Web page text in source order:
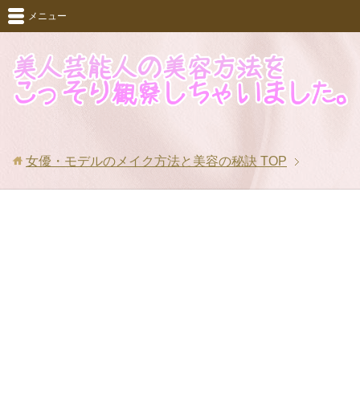
メニュー
女優・モデルのメイク方法と美容の秘訣 TOP